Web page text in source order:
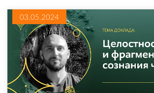
03.05.2024